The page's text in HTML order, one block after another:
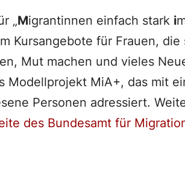
„Migrantinnen einfach stark i
Kursangebote für Frauen, die
Mut machen und vieles
Modellprojekt MiA+, das mit
Personen adressiert.
des Bundesamt für